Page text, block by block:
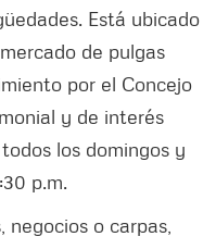
Está ubicado
de pulgas
por el Concejo
y de interés
los domingos y
p.m.
negocios o carpas,